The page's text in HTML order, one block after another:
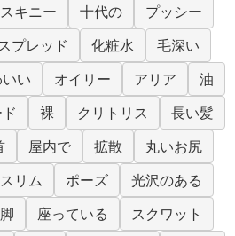
スキニー 十代の
プッシー
プレッド 化粧水
毛深い
い オイリー アリア
油
裸 クリトリス
長い髪
屋内で 拡散
丸いお尻
スリム ポーズ
光沢のある
座っている
スクワット